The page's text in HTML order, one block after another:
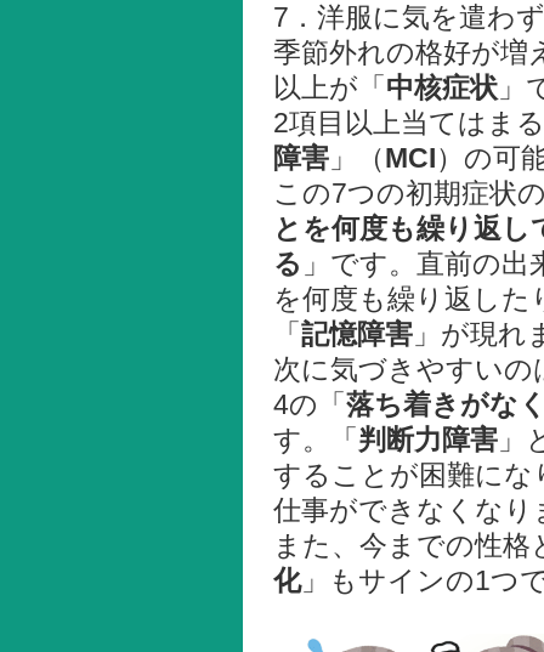
7．洋服に気を遣わ
季節外れの格好が増
以上が「中核症状 」
2項目以上当てはま
障害 」（MCI）の可
この7つの初期症状
とを何度も繰り返し
る 」です。直前の
を何度も繰り返し
「記憶障害 」が現れ
次に気づきやすいの
4の「落ち着きがな
す。「判断力障害 」
することが困難にな
仕事ができなくなり
また、今までの性
化」もサインの1つ